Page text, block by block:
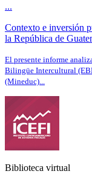
...
Contexto e inversión
la República de
El presente informe
Bilingüe Intercultural
(Mineduc)...
Biblioteca virtual